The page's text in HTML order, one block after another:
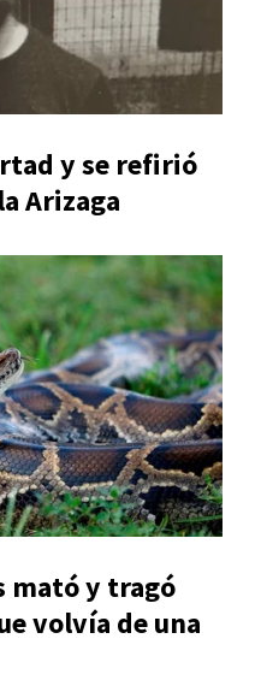
y se refirió
Arizaga
mató y tragó
volvía de una